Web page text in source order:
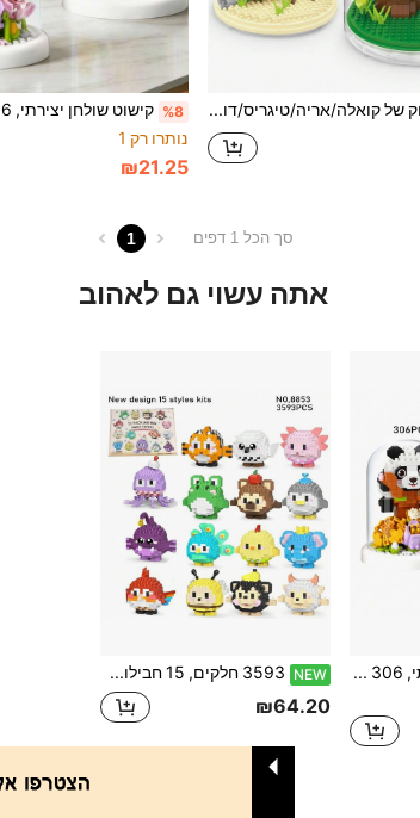
בקבוק של קואלה/אריה/טיגריס/דוב שחור/פלמינגו/אלפקה מיני אבני בניין סט לבנים יוקרתי מתנה לחברים הפתעה צעצוע הרכבה עם כיסוי תצוגת מקרה %8
נותרו רק 1
₪21.25
סך הכל 1 דפים 1
אתה עשוי גם לאהוב
קישוט שולחן יצירתי, 306 חלקים פנדה, 321 חלקים ינשוף, סט צעצועי בלוקים לבנייה של פרחים, צעצוע הרכבה ידני DIY, פאזל דגם בעלי חיים, בלוקים לבנייה למבוגרים, בלוקי פלסטיק ABS, עם כיסוי אבק שקוף, מתאים לעיצוב הבית, מתנה ליום הולדת
NEW 3593 חלקים, 15 חבילות בלוקים לבניית דגמי חיות, סט ביצים חמוד, בלוקים לבנייה מחלקיקים מיקרו, קופסת מתנה, מתנות יום הולדת, קישוט חיות, עיטורים
₪64.20